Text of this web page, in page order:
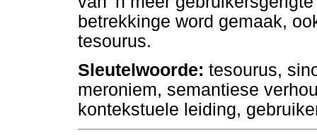
betrekkinge word gemaak,
tesourus.
Sleutelwoorde: tesourus,
meroniem, semantiese
kontekstuele leiding,